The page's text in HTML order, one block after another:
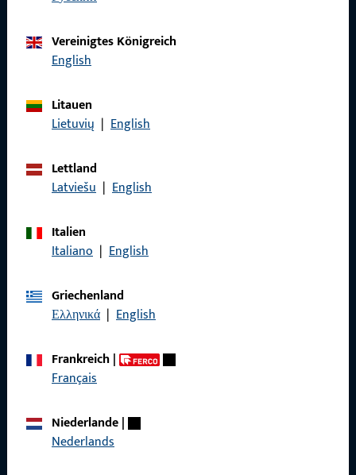
zuverlässig.
Kontaktieren Sie uns
Vereinigtes Königreich
English
Litauen
Lietuvių | English
Lettland
Latviešu | English
Italien
Italiano | English
Griechenland
Ελληνικά | English
Frankreich|
Français
Niederlande|
Nederlands
Allgemeines